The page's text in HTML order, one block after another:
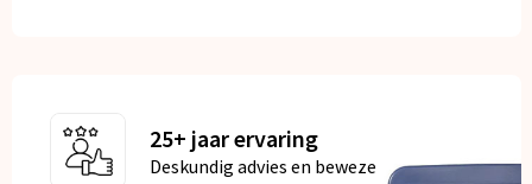
25+ jaar ervaring
Deskundig advies en bewezen kwaliteit